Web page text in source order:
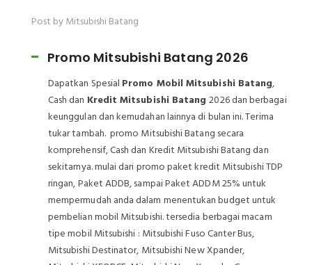
Post by Mitsubishi Batang
Promo Mitsubishi Batang 2026
Dapatkan Spesial Promo Mobil Mitsubishi Batang,
Cash dan Kredit Mitsubishi Batang2026 dan berbagai
keunggulan dan kemudahan lainnya di bulan ini. Terima
tukar tambah. promo Mitsubishi Batang secara
komprehensif, Cash dan Kredit Mitsubishi Batang dan
sekitarnya. mulai dari promo paket kredit Mitsubishi TDP
ringan, Paket ADDB, sampai Paket ADDM 25% untuk
mempermudah anda dalam menentukan budget untuk
pembelian mobil Mitsubishi. tersedia berbagai macam
tipe mobil Mitsubishi : Mitsubishi Fuso Canter Bus,
Mitsubishi Destinator, Mitsubishi New Xpander,